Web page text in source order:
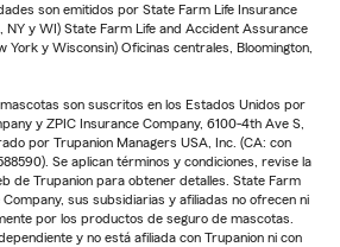
son emitidos por State Farm Life Insurance
NY y WI) State Farm Life and Accident Assurance
York y Wisconsin) Oficinas centrales, Bloomington,
son suscritos en los Estados Unidos por
y ZPIC Insurance Company, 6100-4th Ave S,
por Trupanion Managers USA, Inc. (CA: con
Se aplican términos y condiciones, revise la
de Trupanion para obtener detalles. State Farm
sus subsidiarias y afiliadas no ofrecen ni
por los productos de seguro de mascotas.
y no está afiliada con Trupanion ni con